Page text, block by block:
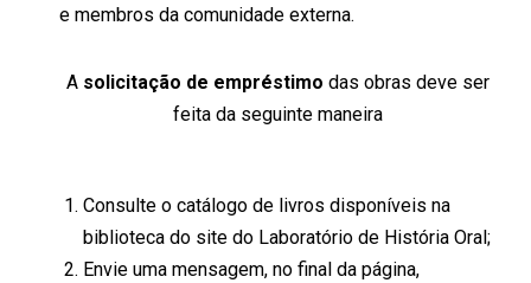
e membros da comunidade externa.
A solicitação de empréstimo das obras deve ser
feita da seguinte maneira
Consulte o catálogo de livros disponíveis na
biblioteca do site do Laboratório de História Oral;
Envie uma mensagem, no final da página,